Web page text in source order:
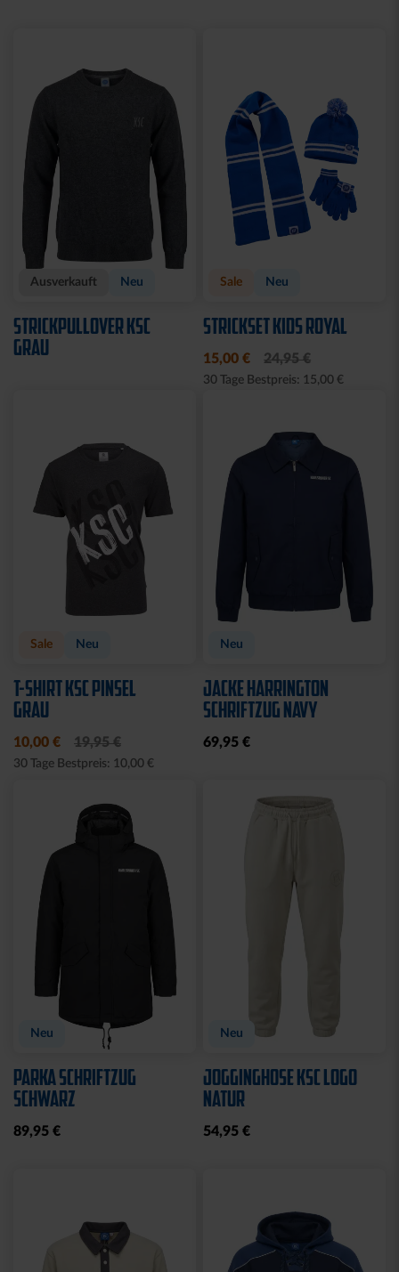
Ausverkauft Neu
STRICKPULLOVER KSC
GRAU
Sale Neu
STRICKSET KIDS ROYAL
15,00 € 24,95 €
30 Tage Bestpreis: 15,00 €
Sale Neu
T-SHIRT KSC PINSEL
GRAU
10,00 € 19,95 €
30 Tage Bestpreis: 10,00 €
Neu
JACKE HARRINGTON
SCHRIFTZUG NAVY
69,95 €
Neu
PARKA SCHRIFTZUG
SCHWARZ
89,95 €
Neu
JOGGINGHOSE KSC LOGO
NATUR
54,95 €